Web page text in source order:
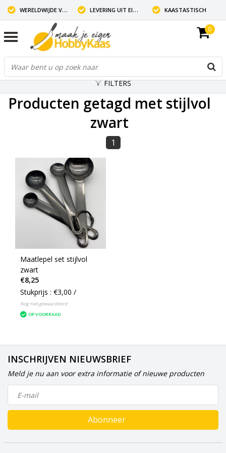
WERELDWIJDE VERZENDING LEVERING UIT EIGEN VOORRAAD KAASTASTISCH
0
FILTERS
Producten getagd met stijlvol
zwart
1
Maatlepel set stijlvol
zwart
€8,25
Stukprijs : €3,00 /
Nog niet gewaardeerd
OP VOORRAAD
INSCHRIJVEN NIEUWSBRIEF
Meld je nu aan voor extra informatie of nieuwe producten
Abonneer